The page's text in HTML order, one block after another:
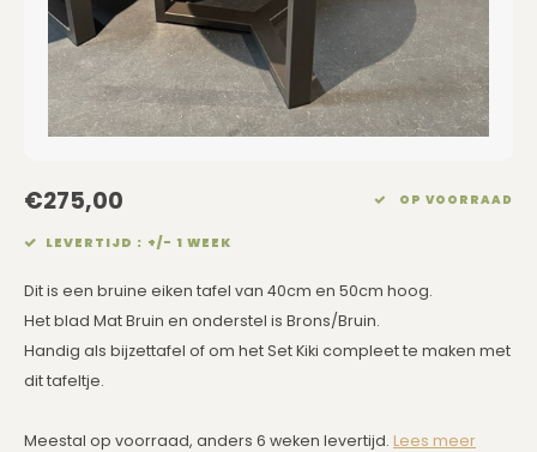
Eetkamerstoelen
Barkrukken
Banken
TV Kasten
Kasten op Maat
Rechthoekige Lampenkappen
Schuine Lampenkappen
Pet Lampenkappen
SALE Lampenkappen
Kussens Roze
Kussens Goud
Kussens Grijs
Kussens Blauw
Kussens Groen
Kaarsen
Dienbladen / Schalen
Kunstbloemen
Plaids
Wand Schilderijen
Spiegels
€275,00 OP VOORRAAD
LEVERTIJD : +/- 1 WEEK
Dit is een bruine eiken tafel van 40cm en 50cm hoog.
Het blad Mat Bruin en onderstel is Brons/Bruin.
Handig als bijzettafel of om het Set Kiki compleet te maken met
dit tafeltje.
Meestal op voorraad, anders 6 weken levertijd. Lees meer